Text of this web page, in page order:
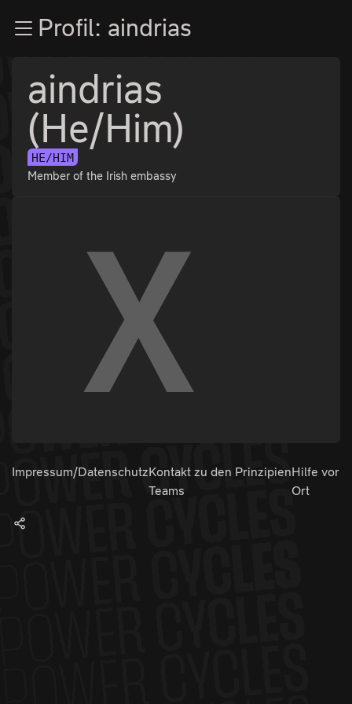
Zum InhaltProfil: aindrias
aindrias
(He/Him)
HE/HIM
Member of the Irish embassy
Impressum/DatenschutzKontakt zu den
Teams
PrinzipienHilfe vor
Ort